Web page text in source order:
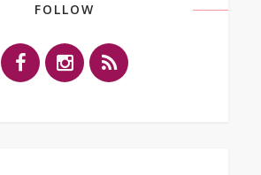
FOLLOW